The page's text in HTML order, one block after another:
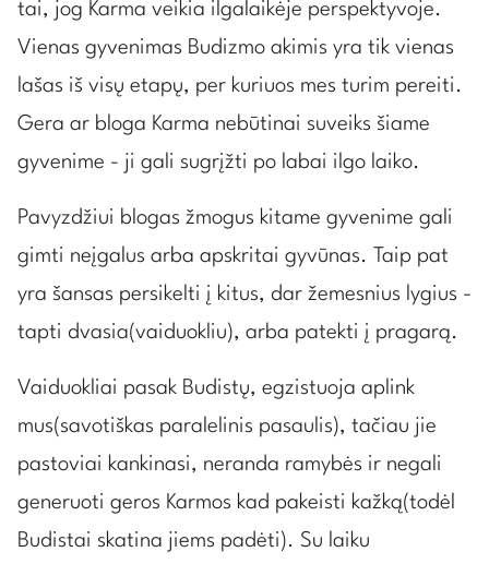
tai, jog Karma veikia ilgalaikėje perspektyvoje.
Vienas gyvenimas Budizmo akimis yra tik vienas
lašas iš visų etapų, per kuriuos mes turim pereiti.
Gera ar bloga Karma nebūtinai suveiks šiame
gyvenime - ji gali sugrįžti po labai ilgo laiko.
Pavyzdžiui blogas žmogus kitame gyvenime gali
gimti neįgalus arba apskritai gyvūnas. Taip pat
yra šansas persikelti į kitus, dar žemesnius lygius -
tapti dvasia(vaiduokliu), arba patekti į pragarą.
Vaiduokliai pasak Budistų, egzistuoja aplink
mus(savotiškas paralelinis pasaulis), tačiau jie
pastoviai kankinasi, neranda ramybės ir negali
generuoti geros Karmos kad pakeisti kažką(todėl
Budistai skatina jiems padėti). Su laiku